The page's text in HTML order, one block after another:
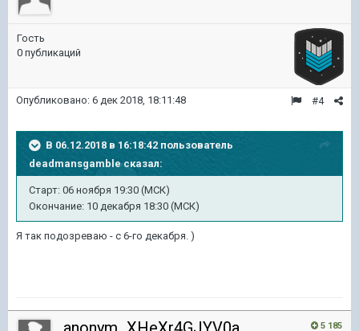
Гость
0 публикаций
#4
Опубликовано: 6 дек 2018, 18:11:48
В 06.12.2018 в 16:18:42 пользователь
deadmansgambleсказал:
Старт: 06 ноября 19:30 (МСК)
Окончание: 10 декабря 18:30 (МСК)
Я так подозреваю - с 6-го декабря. )
5 185